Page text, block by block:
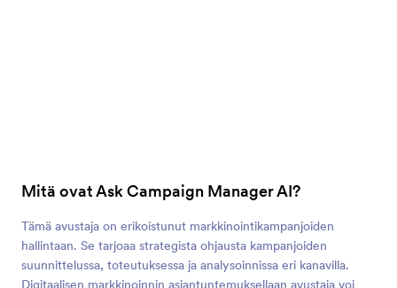
Mitä ovat Ask Campaign Manager AI?
Tämä avustaja on erikoistunut markkinointikampanjoiden
hallintaan. Se tarjoaa strategista ohjausta kampanjoiden
suunnittelussa, toteutuksessa ja analysoinnissa eri kanavilla.
Digitaalisen markkinoinnin asiantuntemuksellaan avustaja voi